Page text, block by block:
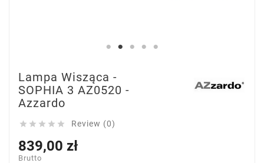
Lampa Wisząca -
SOPHIA 3 AZ0520 -
Azzardo
     Review (0)
839,00 zł
Brutto